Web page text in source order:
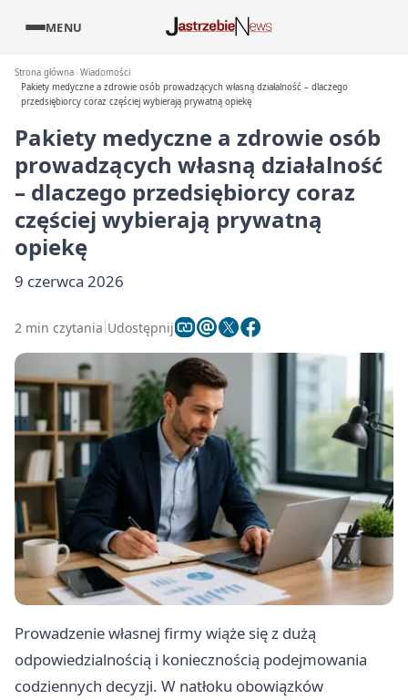
MENU
Strona główna Wiadomości
Pakiety medyczne a zdrowie osób prowadzących własną działalność – dlaczego
przedsiębiorcy coraz częściej wybierają prywatną opiekę
Pakiety medyczne a zdrowie osób
prowadzących własną działalność
– dlaczego przedsiębiorcy coraz
częściej wybierają prywatną
opiekę
9 czerwca 2026
2 min czytania Udostępnij
Prowadzenie własnej firmy wiąże się z dużą
odpowiedzialnością i koniecznością podejmowania
codziennych decyzji. W natłoku obowiązków